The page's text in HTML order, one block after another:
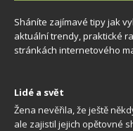
Sháníte zajímavé tipy jak
aktuální trendy, praktické
stránkách internetového
Lidé a svět
Žena nevěřila, že ještě
ale zajistil jejich opětovné